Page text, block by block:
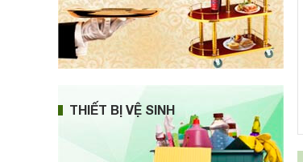
THIẾT BỊ VỆ SINH